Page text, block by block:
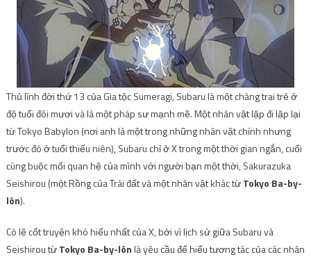
Thủ lĩnh đời thứ 13 của Gia tộc Sumeragi, Subaru là một chàng trai trẻ ở
độ tuổi đôi mươi và là một pháp sư mạnh mẽ. Một nhân vật lặp đi lặp lại
từ Tokyo Babylon (nơi anh là một trong những nhân vật chính nhưng
trước đó ở tuổi thiếu niên), Subaru chỉ ở X trong một thời gian ngắn, cuối
cùng buộc mối quan hệ của mình với người bạn một thời, Sakurazuka
Seishirou (một Rồng của Trái đất và một nhân vật khác từTokyo Ba-by-
lôn).
Có lẽ cốt truyện khó hiểu nhất của X, bởi vì lịch sử giữa Subaru và
Seishirou từTokyo Ba-by-lônlà yêu cầu để hiểu tương tác của các nhân